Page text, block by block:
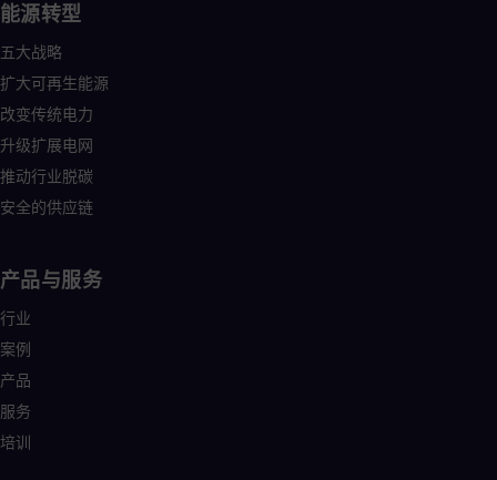
能源转型
五大战略
扩大可再生能源
改变传统电力
升级扩展电网
推动行业脱碳
安全的供应链
产品与服务
行业
案例
产品
服务
培训